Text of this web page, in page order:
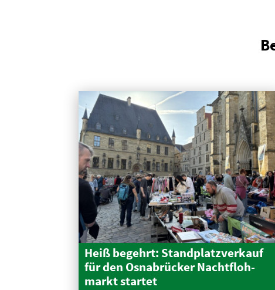
Heiß begehrt: Stand­platz­verkauf
für den Osnabrücker Nacht­floh­
markt startet